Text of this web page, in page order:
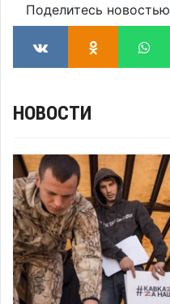
Поделитесь новостью
НОВОСТИ